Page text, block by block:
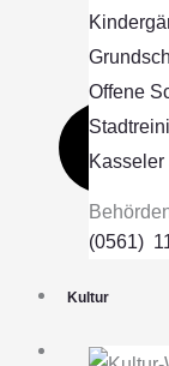
Offene
(0561)
Kultur